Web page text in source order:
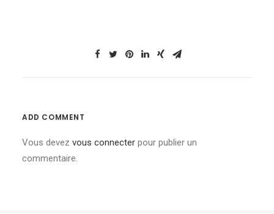
ADD COMMENT
Vous devez vous connecter pour publier un
commentaire.